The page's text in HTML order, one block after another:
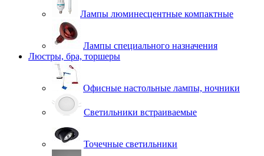
Лампы люминесцентные компактные
Лампы специального назначения
Люстры, бра, торшеры
Офисные настольные лампы, ночники
Светильники встраиваемые
Точечные светильники